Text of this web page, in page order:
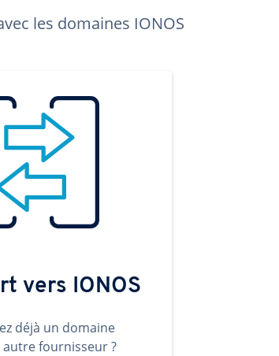
les domaines IONOS
vers IONOS
déjà un domaine
autre fournisseur ?